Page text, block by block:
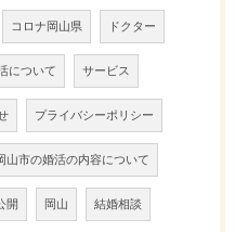
コロナ岡山県 ドクター
について サービス
プライバシーポリシー
山市の婚活の内容について
開 岡山 結婚相談